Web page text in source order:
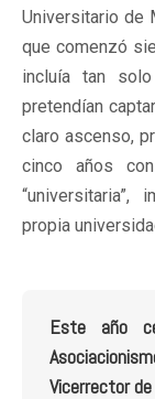
Universitario de
que comenzó
incluía tan
pretendían
claro ascenso,
cinco años
propia
Este año
Vicerrector